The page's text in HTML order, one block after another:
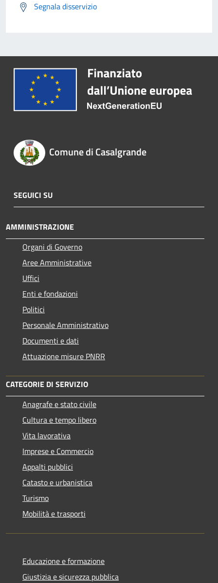
Segnala disservizio
Comune di Casalgrande
SEGUICI SU
AMMINISTRAZIONE
Organi di Governo
Aree Amministrative
Uffici
Enti e fondazioni
Politici
Personale Amministrativo
Documenti e dati
Attuazione misure PNRR
CATEGORIE DI SERVIZIO
Anagrafe e stato civile
Cultura e tempo libero
Vita lavorativa
Imprese e Commercio
Appalti pubblici
Catasto e urbanistica
Turismo
Mobilità e trasporti
Educazione e formazione
Giustizia e sicurezza pubblica